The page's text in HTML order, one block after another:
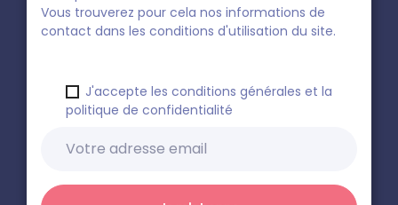
Vous trouverez pour cela nos informations de
contact dans les conditions d'utilisation du site.
J'accepte les conditions générales et la
politique de confidentialité